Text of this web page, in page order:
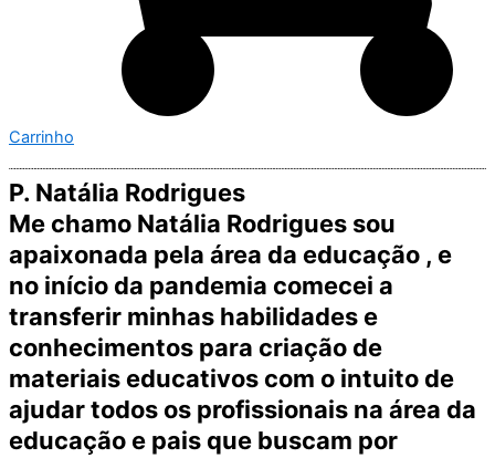
Carrinho
P. Natália Rodrigues
Me chamo Natália Rodrigues sou
apaixonada pela área da educação , e
no início da pandemia comecei a
transferir minhas habilidades e
conhecimentos para criação de
materiais educativos com o intuito de
ajudar todos os profissionais na área da
educação e pais que buscam por